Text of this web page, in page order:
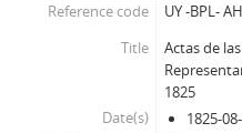
Reference code
UY -BPL-
Title
Actas de
1825
Date(s)
1825-